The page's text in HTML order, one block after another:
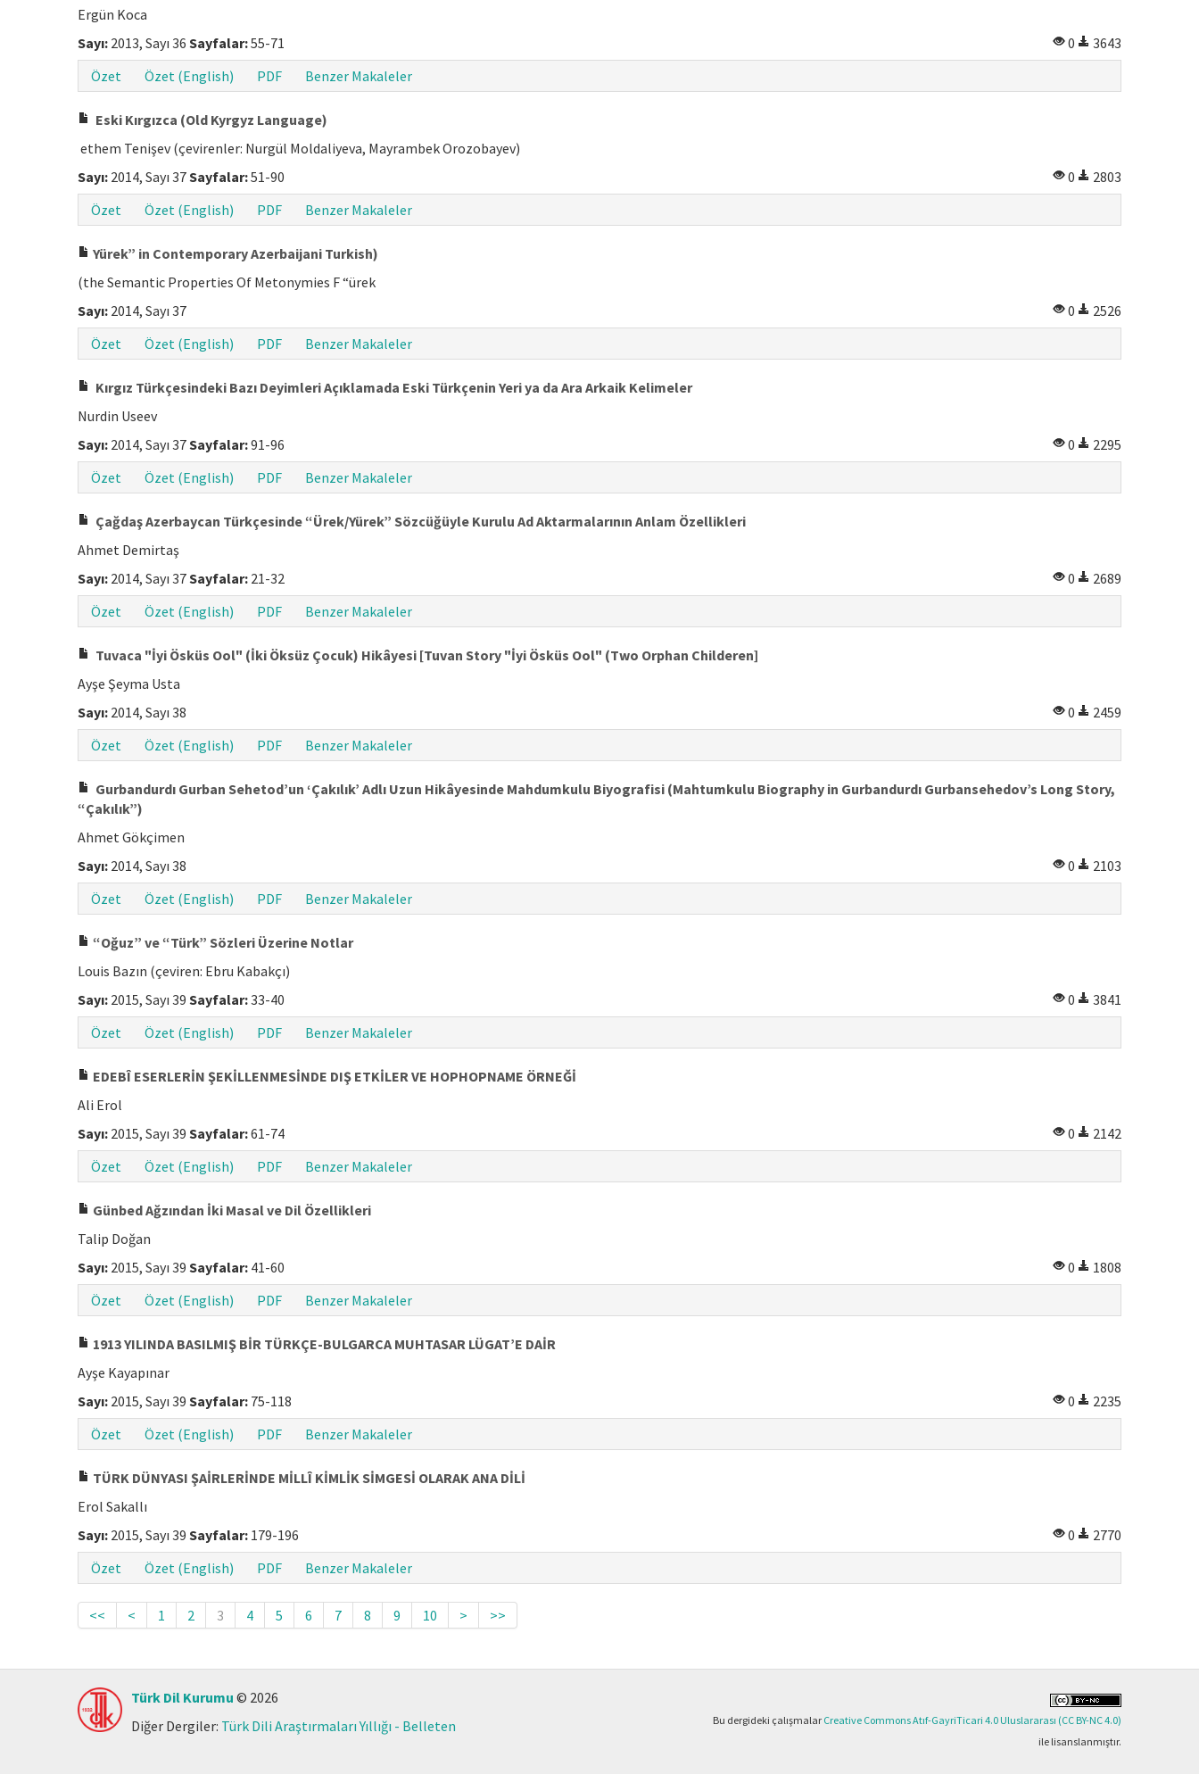
Ergün Koca
Sayı: 2013, Sayı 36 Sayfalar:55-71 0
3643
Özet
Özet (English) PDF Benzer Makaleler
Eski Kırgızca (Old Kyrgyz Language)
ethem Tenişev (çevirenler: Nurgül Moldaliyeva, Mayrambek Orozobayev)
Sayı: 2014, Sayı 37Sayfalar:51-90 0
2803
Özet
Özet (English) PDF Benzer Makaleler
Yürek” in Contemporary Azerbaijani Turkish)
(the Semantic Properties Of Metonymies F “ürek
Sayı: 2014, Sayı 37 0
2526
Özet
Özet (English) PDF Benzer Makaleler
Kırgız Türkçesindeki Bazı Deyimleri Açıklamada Eski Türkçenin Yeri ya da Ara Arkaik Kelimeler
Nurdin Useev
Sayı: 2014, Sayı 37Sayfalar:91-96 0
2295
Özet
Özet (English) PDF Benzer Makaleler
Çağdaş Azerbaycan Türkçesinde “Ürek/Yürek” Sözcüğüyle Kurulu Ad Aktarmalarının Anlam Özellikleri
Ahmet Demirtaş
Sayı: 2014, Sayı 37Sayfalar: 21-32 0
2689
Özet
Özet (English) PDF Benzer Makaleler
Tuvaca "İyi Ösküs Ool" (İki Öksüz Çocuk) Hikâyesi [Tuvan Story "İyi Ösküs Ool" (Two Orphan Childeren]
Ayşe Şeyma Usta
Sayı: 2014, Sayı 38 0
2459
Özet
Özet (English) PDF Benzer Makaleler
Gurbandurdı Gurban Sehetod’un ‘Çakılık’ Adlı Uzun Hikâyesinde Mahdumkulu Biyografisi (Mahtumkulu Biography in Gurbandurdı Gurbansehedov’s Long Story,
“Çakılık”)
Ahmet Gökçimen
Sayı: 2014, Sayı 38 0
2103
Özet
Özet (English) PDF Benzer Makaleler
“Oğuz” ve “Türk” Sözleri Üzerine Notlar
Louis Bazın (çeviren: Ebru Kabakçı)
Sayı: 2015, Sayı 39 Sayfalar:33-40 0
3841
Özet
Özet (English) PDF Benzer Makaleler
EDEBÎ ESERLERİN ŞEKİLLENMESİNDE DIŞ ETKİLER VE HOPHOPNAME ÖRNEĞİ
Ali Erol
Sayı: 2015, Sayı 39 Sayfalar:61-74 0
2142
Özet
Özet (English) PDF Benzer Makaleler
Günbed Ağzından İki Masal ve Dil Özellikleri
Talip Doğan
Sayı: 2015, Sayı 39 Sayfalar: 41-60 0
1808
Özet
Özet (English) PDF Benzer Makaleler
1913 YILINDA BASILMIŞ BİR TÜRKÇE-BULGARCA MUHTASAR LÜGAT’E DAİR
Ayşe Kayapınar
Sayı: 2015, Sayı 39 Sayfalar: 75-118 0
2235
Özet
Özet (English) PDF Benzer Makaleler
TÜRK DÜNYASI ŞAİRLERİNDE MİLLÎ KİMLİK SİMGESİ OLARAK ANA DİLİ
Erol Sakallı
Sayı: 2015, Sayı 39 Sayfalar: 179-196 0
2770
Özet
Özet (English) PDF Benzer Makaleler
<< < 1 2 3 4 5 6 7 8 9 10 > >>
Türk Dil Kurumu © 2026
Diğer Dergiler: Türk Dili Araştırmaları Yıllığı - Belleten Bu dergideki çalışmalar Creative Commons Atıf-GayriTicari 4.0 Uluslararası (CC BY-NC 4.0)
ile lisanslanmıştır.